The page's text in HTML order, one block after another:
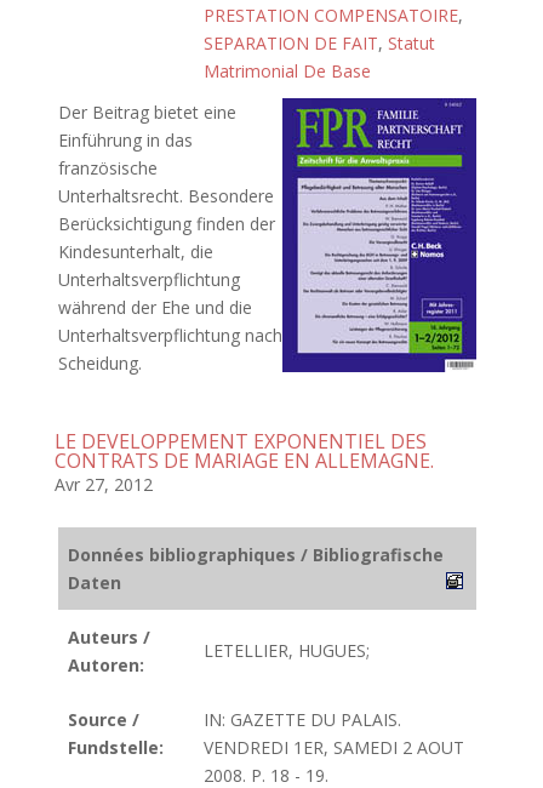
PRESTATION COMPENSATOIRE,
SEPARATION DE FAIT, Statut
Matrimonial De Base
Der Beitrag bietet eine
Einführung in das
französische
Unterhaltsrecht. Besondere
Berücksichtigung finden der
Kindesunterhalt, die
Unterhaltsverpflichtung
während der Ehe und die
Unterhaltsverpflichtung nach
Scheidung.
LE DEVELOPPEMENT EXPONENTIEL DES
CONTRATS DE MARIAGE EN ALLEMAGNE.
Avr 27, 2012
Données bibliographiques / Bibliografische
Daten
Auteurs /
Autoren:
LETELLIER, HUGUES;
Source /
Fundstelle:
IN: GAZETTE DU PALAIS.
VENDREDI 1ER, SAMEDI 2 AOUT
2008. P. 18 - 19.